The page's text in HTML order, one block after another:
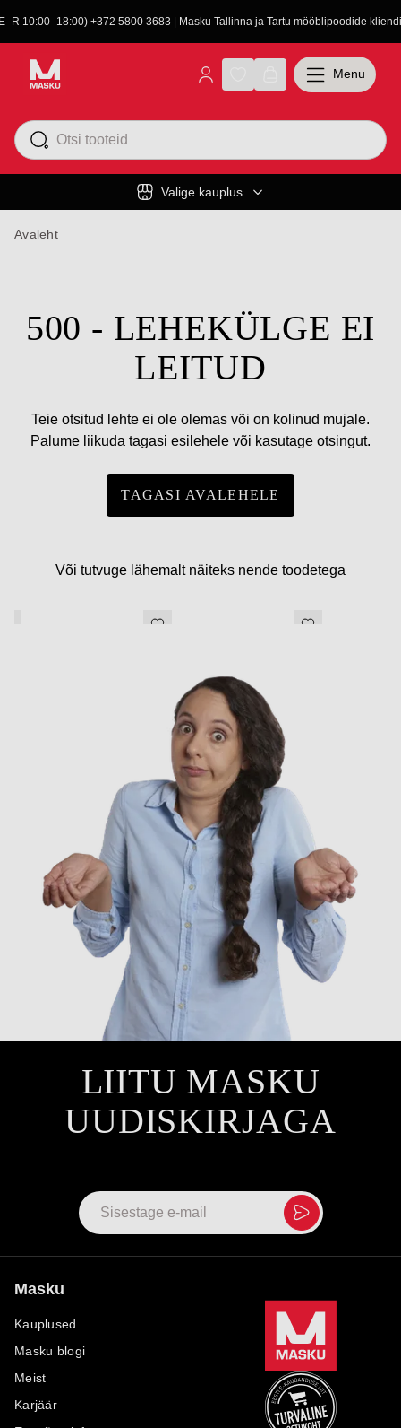
10:00–18:00) +372 5800 3683 | Masku Tallinna ja Tartu mööblipoodide
Valige kauplus
Menu
Avaleht
500 - LEHEKÜLGE EI
LEITUD
Teie otsitud lehte ei ole olemas või on kolinud mujale.
Palume liikuda tagasi esilehele või kasutage otsingut.
TAGASI AVALEHELE
Või tutvuge lähemalt näiteks nende toodetega
LIITU MASKU
UUDISKIRJAGA
Masku
Kauplused
Masku blogi
Meist
Karjäär